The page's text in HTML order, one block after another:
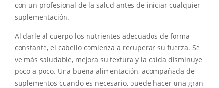
con un profesional de la salud antes de iniciar cualquier
suplementación.
Al darle al cuerpo los nutrientes adecuados de forma
constante, el cabello comienza a recuperar su fuerza. Se
ve más saludable, mejora su textura y la caída disminuye
poco a poco. Una buena alimentación, acompañada de
suplementos cuando es necesario, puede hacer una gran